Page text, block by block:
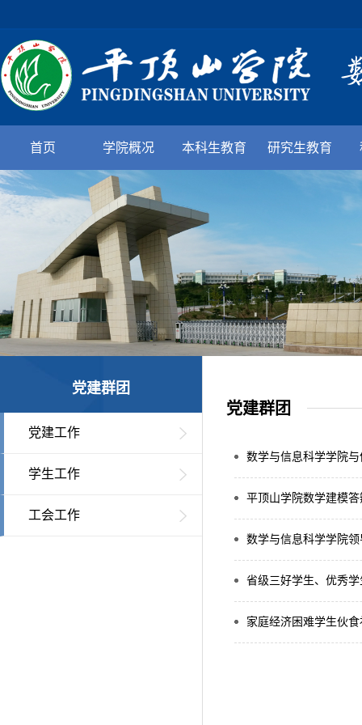
首页 学院概况 本科生教育 研究生教育
党建群团
党建工作
学生工作
工会工作
党建群团
数学与信息科学学院
平顶山学院数学建模
数学与信息科学学院
省级三好学生、优秀
家庭经济困难学生伙